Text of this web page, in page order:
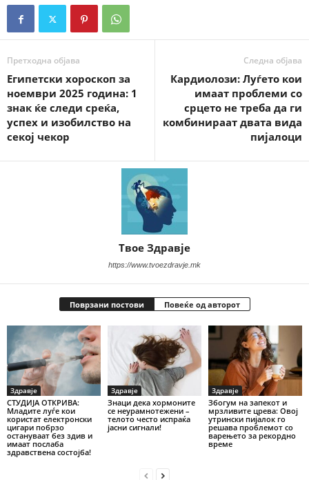
Претходна објава
Египетски хороскоп за
ноември 2025 година: 1
знак ќе следи среќа,
успех и изобилство на
секој чекор
Следна објава
Кардиолози: Луѓето кои
имаат проблеми со
срцето не треба да ги
комбинираат двата вида
пијалоци
Твое Здравје
https://www.tvoezdravje.mk
Поврзани постови Повеќе од авторот
Здравје
СТУДИЈА ОТКРИВА:
Младите луѓе кои
користат електронски
цигари побрзо
остануваат без здив и
имаат послаба
здравствена состојба!
Здравје
Знаци дека хормоните
се неурамнотежени –
телото често испраќа
јасни сигнали!
Здравје
Збогум на запекот и
мрзливите црева: Овој
утрински пијалок го
решава проблемот со
варењето за рекордно
време